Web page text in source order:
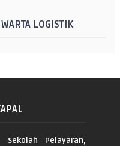
LOGISTIK
Sekolah Pelayaran,